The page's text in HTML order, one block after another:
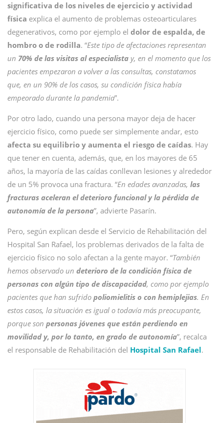
significativa de los niveles de ejercicio y actividad
física explica el aumento de problemas osteoarticulares
degenerativos, como por ejemplo el dolor de espalda, de
hombro o de rodilla. “Este tipo de afectaciones representan
un 70% de las visitas al especialista y, en el momento que los
pacientes empezaron a volver a las consultas, constatamos
que, en un 90% de los casos, su condición física había
empeorado durante la pandemia”.
Por otro lado, cuando una persona mayor deja de hacer
ejercicio físico, como puede ser simplemente andar, esto
afecta su equilibrio y aumenta el riesgo de caídas. Hay
que tener en cuenta, además, que, en los mayores de 65
años, la mayoría de las caídas conllevan lesiones y alrededor
de un 5% provoca una fractura. “En edades avanzadas, las
fracturas aceleran el deterioro funcional y la pérdida de
autonomía de la persona”, advierte Pasarín.
Pero, según explican desde el Servicio de Rehabilitación del
Hospital San Rafael, los problemas derivados de la falta de
ejercicio físico no solo afectan a la gente mayor. “También
hemos observado un deterioro de la condición física de
personas con algún tipo de discapacidad, como por ejemplo
pacientes que han sufrido poliomielitis o con hemiplejias. En
estos casos, la situación es igual o todavía más preocupante,
porque son personas jóvenes que están perdiendo en
movilidad y, por lo tanto, en grado de autonomía”, recalca
el responsable de Rehabilitación del Hospital San Rafael.